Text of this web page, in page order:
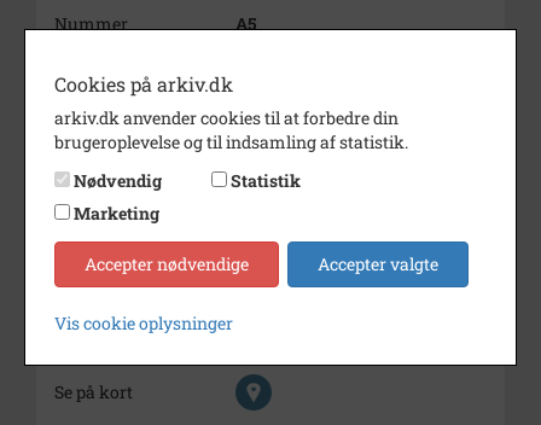
Nummer
A5
Arkivskaber
Elling, Jørgen Peter, Vestergade
34
Beskrivelse
Jørgen Peter Elling
Bemærkning
A 5
Se på kort
Cookies på arkiv.dk
arkiv.dk anvender cookies til at forbedre din
brugeroplevelse og til indsamling af statistik.
Nødvendig
Statistik
Marketing
Accepter nødvendige Accepter valgte
Vis cookie oplysninger